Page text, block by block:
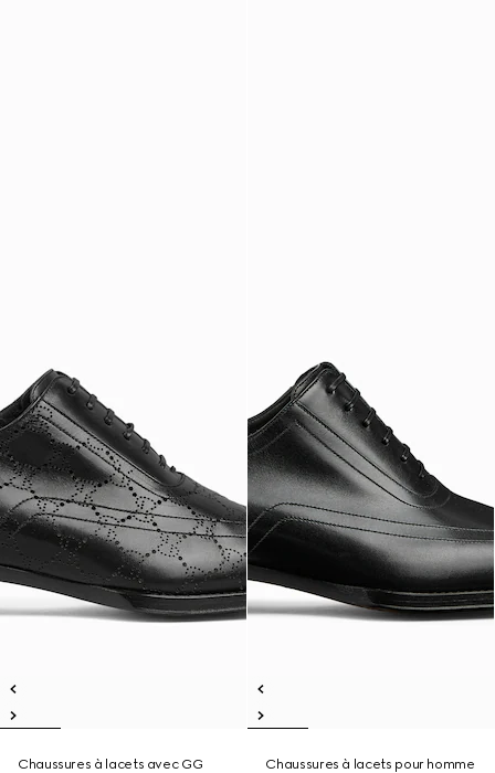
Chaussures à lacets avec GG
Chaussures à lacets pour homme